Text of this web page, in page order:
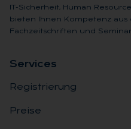
IT-Sicherheit, Human
bieten Ihnen Kompetenz aus
Fachzeitschriften und
Ser­vices
Registrierung
Preise